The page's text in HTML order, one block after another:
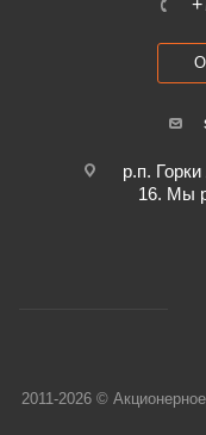
р.п.
16. Мы
2011-2026 ©